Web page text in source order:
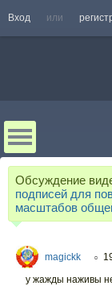
Вход или
Обсуждение
подписей для
масштабов
magickk ○
у жажды наживы